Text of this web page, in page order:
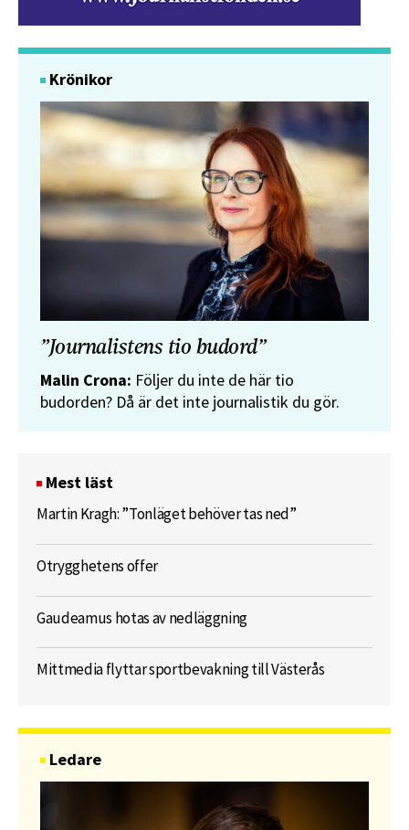
Krönikor
”Journalistens tio budord”
Malin Crona: Följer du inte de här tio
budorden? Då är det inte journalistik du gör.
Mest läst
Martin Kragh: ”Tonläget behöver tas ned”
Otrygghetens offer
Gaudeamus hotas av nedläggning
Mittmedia flyttar sportbevakning till Västerås
Ledare